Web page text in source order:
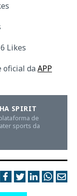
Likes
oficial daAPP
SPIRIT
de
sports da